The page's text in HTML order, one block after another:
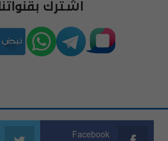
اشترك بقنواتنا
Facebook